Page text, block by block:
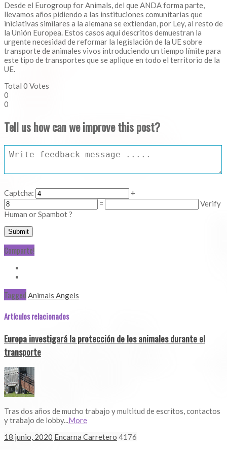
Desde el Eurogroup for Animals, del que ANDA forma parte,
llevamos años pidiendo a las instituciones comunitarias que
iniciativas similares a la alemana se extiendan, por Ley, al resto de
la Unión Europea. Estos casos aquí descritos demuestran la
urgente necesidad de reformar la legislación de la UE sobre
transporte de animales vivos introduciendo un tiempo límite para
este tipo de transportes que se aplique en todo el territorio de la
UE.
Total 0 Votes
0
0
Tell us how can we improve this post?
Captcha:
+
=
Verify
Human or Spambot ?
Comparte!
Tagged Animals Angels
Artículos relacionados
Europa investigará la protección de los animales durante el
transporte
Tras dos años de mucho trabajo y multitud de escritos, contactos
y trabajo de lobby...More
18 junio, 2020 Encarna Carretero 4176